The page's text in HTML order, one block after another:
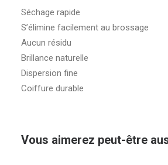
Séchage rapide
S’élimine facilement au brossage
Aucun résidu
Brillance naturelle
Dispersion fine
Coiffure durable
Vous aimerez peut-être